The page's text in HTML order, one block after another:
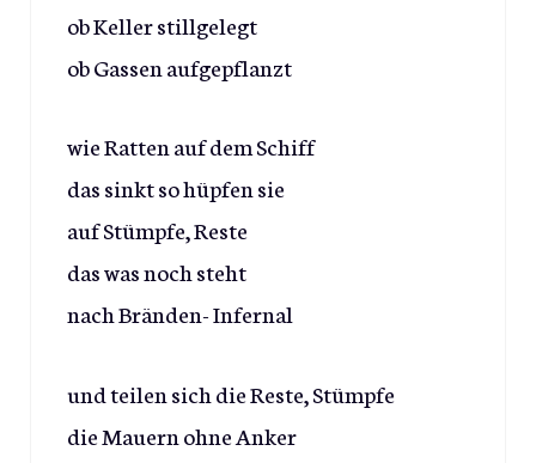
ob Keller stillgelegt
ob Gassen aufgepflanzt
wie Ratten auf dem Schiff
das sinkt so hüpfen sie
auf Stümpfe, Reste
das was noch steht
nach Bränden- Infernal
und teilen sich die Reste, Stümpfe
die Mauern ohne Anker